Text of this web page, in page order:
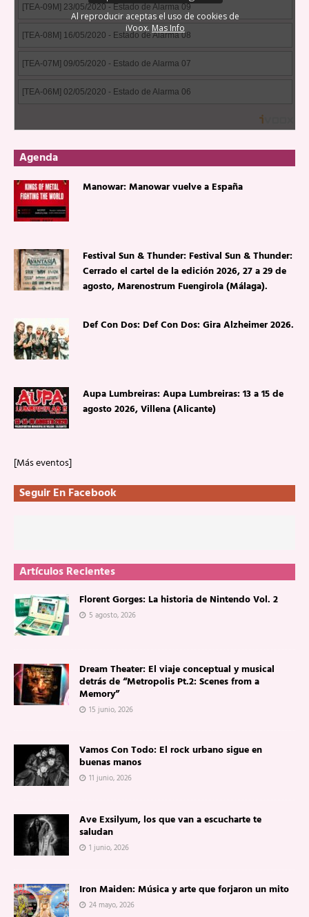
Agenda
Manowar: Manowar vuelve a España
Festival Sun & Thunder: Festival Sun & Thunder:
Cerrado el cartel de la edición 2026, 27 a 29 de
agosto, Marenostrum Fuengirola (Málaga).
Def Con Dos: Def Con Dos: Gira Alzheimer 2026.
Aupa Lumbreiras: Aupa Lumbreiras: 13 a 15 de
agosto 2026, Villena (Alicante)
[Más eventos]
Seguir En Facebook
Artículos Recientes
Florent Gorges: La historia de Nintendo Vol. 2
5 agosto, 2026
Dream Theater: El viaje conceptual y musical
detrás de “Metropolis Pt.2: Scenes from a
Memory”
15 junio, 2026
Vamos Con Todo: El rock urbano sigue en
buenas manos
11 junio, 2026
Ave Exsilyum, los que van a escucharte te
saludan
1 junio, 2026
Iron Maiden: Música y arte que forjaron un mito
24 mayo, 2026